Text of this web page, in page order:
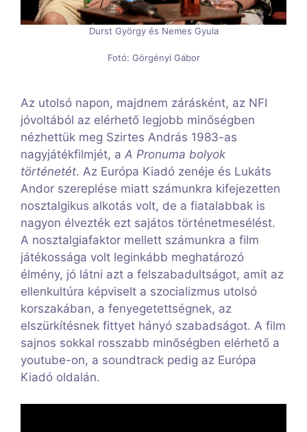
Durst György és Nemes Gyula
Fotó: Görgényi Gábor
Az utolsó napon, majdnem zárásként, az NFI
jóvoltából az elérhető legjobb minőségben
nézhettük meg Szirtes András 1983-as
nagyjátékfilmjét, a A Pronuma bolyok
történetét. Az Európa Kiadó zenéje és Lukáts
Andor szereplése miatt számunkra kifejezetten
nosztalgikus alkotás volt, de a fiatalabbak is
nagyon élvezték ezt sajátos történetmesélést.
A nosztalgiafaktor mellett számunkra a film
játékossága volt leginkább meghatározó
élmény, jó látni azt a felszabadultságot, amit az
ellenkultúra képviselt a szocializmus utolsó
korszakában, a fenyegetettségnek, az
elszürkítésnek fittyet hányó szabadságot. A film
sajnos sokkal rosszabb minőségben elérhető a
youtube-on, a soundtrack pedig az Európa
Kiadó oldalán.